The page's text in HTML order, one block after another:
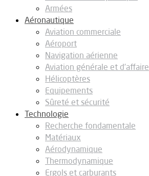
Armées
Aéronautique
Aviation commerciale
Aéroport
Navigation aérienne
Aviation générale et d’affaire
Hélicoptères
Equipements
Sûreté et sécurité
Technologie
Recherche fondamentale
Matériaux
Aérodynamique
Thermodynamique
Ergols et carburants